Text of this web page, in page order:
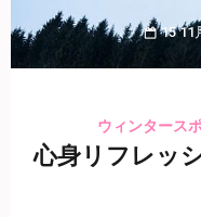
15 11
ウィンタース
心身リフレッ